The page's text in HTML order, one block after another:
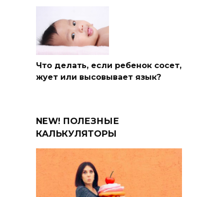
Что делать, если ребенок сосет,
жует или высовывает язык?
NEW! ПОЛЕЗНЫЕ
КАЛЬКУЛЯТОРЫ